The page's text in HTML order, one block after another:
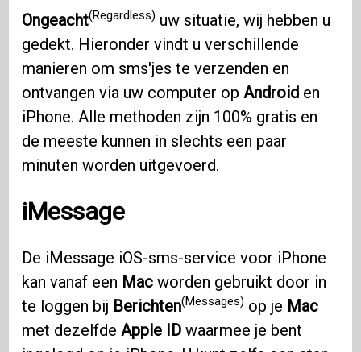
Ongeacht(Regardless) uw situatie, wij hebben u
gedekt. Hieronder vindt u verschillende
manieren om sms'jes te verzenden en
ontvangen via uw computer op Android en
iPhone. Alle methoden zijn 100% gratis en
de meeste kunnen in slechts een paar
minuten worden uitgevoerd.
iMessage
De iMessage iOS-sms-service voor iPhone
kan vanaf een Mac worden gebruikt door in
te loggen bij Berichten(Messages) op je Mac
met dezelfde Apple ID waarmee je bent